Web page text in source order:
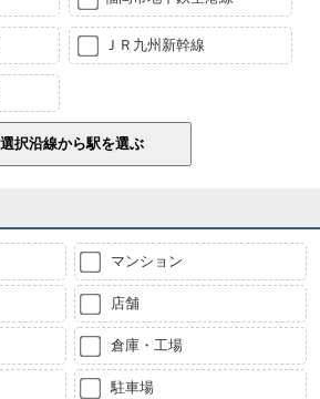
ＪＲ九州新幹線
マンション
店舗
倉庫・工場
駐車場